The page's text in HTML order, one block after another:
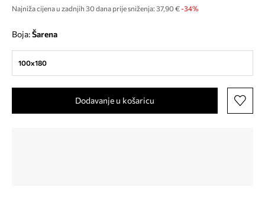
Najniža cijena u zadnjih 30 dana prije sniženja: 37,90 € -34%
Boja: šarena
100x180
Dodavanje u košaricu